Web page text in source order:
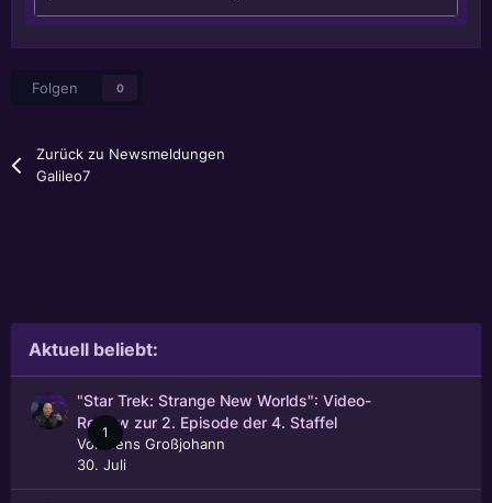
Folgen 0
Zurück zu Newsmeldungen
Galileo7
Aktuell beliebt:
1
"Star Trek: Strange New Worlds": Video-
Review zur 2. Episode der 4. Staffel
Von
Jens Großjohann
30. Juli